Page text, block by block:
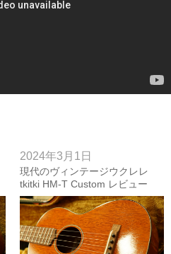
2024年3月1日
現代のヴィンテージウクレレ
tkitki HM-T Custom レビュー